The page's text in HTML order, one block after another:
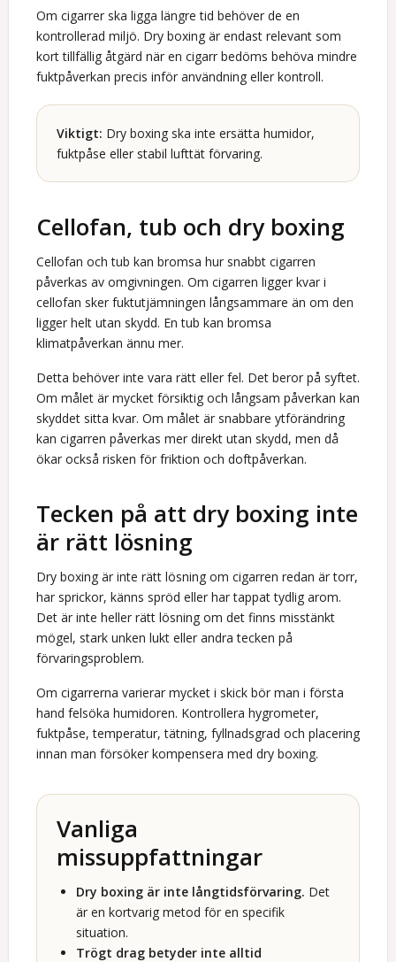
Om cigarrer ska ligga längre tid behöver de en
kontrollerad miljö. Dry boxing är endast relevant som
kort tillfällig åtgärd när en cigarr bedöms behöva mindre
fuktpåverkan precis inför användning eller kontroll.
Viktigt: Dry boxing ska inte ersätta humidor,
fuktpåse eller stabil lufttät förvaring.
Cellofan, tub och dry boxing
Cellofan och tub kan bromsa hur snabbt cigarren
påverkas av omgivningen. Om cigarren ligger kvar i
cellofan sker fuktutjämningen långsammare än om den
ligger helt utan skydd. En tub kan bromsa
klimatpåverkan ännu mer.
Detta behöver inte vara rätt eller fel. Det beror på syftet.
Om målet är mycket försiktig och långsam påverkan kan
skyddet sitta kvar. Om målet är snabbare ytförändring
kan cigarren påverkas mer direkt utan skydd, men då
ökar också risken för friktion och doftpåverkan.
Tecken på att dry boxing inte
är rätt lösning
Dry boxing är inte rätt lösning om cigarren redan är torr,
har sprickor, känns spröd eller har tappat tydlig arom.
Det är inte heller rätt lösning om det finns misstänkt
mögel, stark unken lukt eller andra tecken på
förvaringsproblem.
Om cigarrerna varierar mycket i skick bör man i första
hand felsöka humidoren. Kontrollera hygrometer,
fuktpåse, temperatur, tätning, fyllnadsgrad och placering
innan man försöker kompensera med dry boxing.
Vanliga
missuppfattningar
Dry boxing är inte långtidsförvaring. Det
är en kortvarig metod för en specifik
situation.
Trögt drag betyder inte alltid